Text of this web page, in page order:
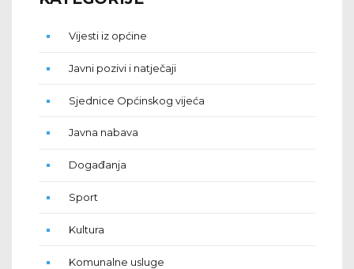
Vijesti iz općine
Javni pozivi i natječaji
Sjednice Općinskog vijeća
Javna nabava
Događanja
Sport
Kultura
Komunalne usluge